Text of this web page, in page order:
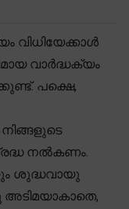
വിധിയേക്കാൾ
വാർദ്ധക്യം
പക്ഷെ,
നൽകണം.
ശുദ്ധവായു